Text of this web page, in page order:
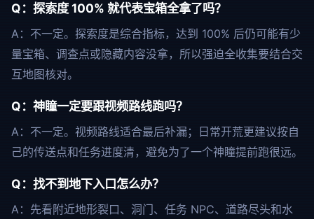
Q：探索度 100% 就代表宝箱全拿了吗？
A：不一定。探索度是综合指标，达到 100% 后仍可能有少
量宝箱、调查点或隐藏内容没拿，所以强迫全收集要结合交
互地图核对。
Q：神瞳一定要跟视频路线跑吗？
A：不一定。视频路线适合最后补漏；日常开荒更建议按自
己的传送点和任务进度清，避免为了一个神瞳提前跑很远。
Q：找不到地下入口怎么办？
A：先看附近地形裂口、洞门、任务 NPC、道路尽头和水